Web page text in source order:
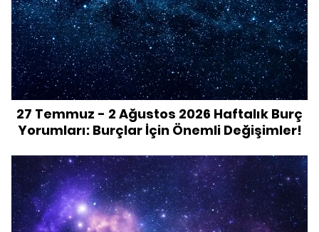
27 Temmuz - 2 Ağustos 2026 Haftalık Burç
Yorumları: Burçlar İçin Önemli Değişimler!